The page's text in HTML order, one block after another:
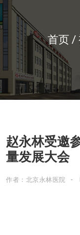
首页
赵永林受邀
量发展大会
作者：北京永林医院